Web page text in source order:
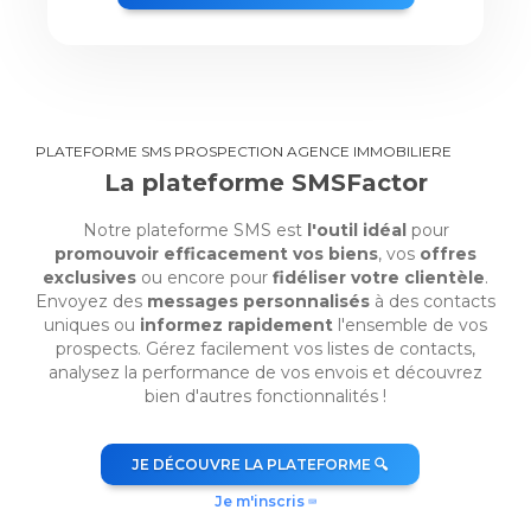
PLATEFORME SMS PROSPECTION AGENCE IMMOBILIERE
La plateforme SMSFactor
Notre plateforme SMS est l'outil idéal pour
promouvoir efficacement vos biens, vos offres
exclusives ou encore pour fidéliser votre clientèle.
Envoyez des messages personnalisés à des contacts
uniques ou informez rapidement l'ensemble de vos
prospects. Gérez facilement vos listes de contacts,
analysez la performance de vos envois et découvrez
bien d'autres fonctionnalités !
JE DÉCOUVRE LA PLATEFORME 🔍
Je m'inscris ⌨️